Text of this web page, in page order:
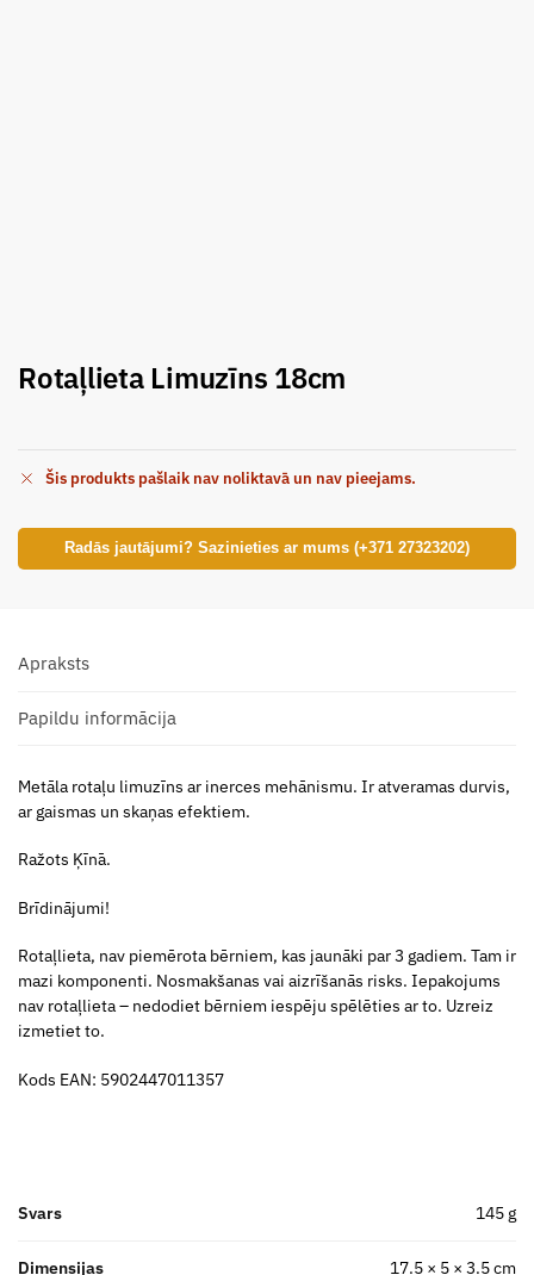
Rotaļlieta Limuzīns 18cm
Šis produkts pašlaik nav noliktavā un nav pieejams.
Radās jautājumi? Sazinieties ar mums (+371 27323202)
Apraksts
Papildu informācija
Metāla rotaļu limuzīns ar inerces mehānismu. Ir atveramas durvis,
ar gaismas un skaņas efektiem.
Ražots Ķīnā.
Brīdinājumi!
Rotaļlieta, nav piemērota bērniem, kas jaunāki par 3 gadiem. Tam ir
mazi komponenti. Nosmakšanas vai aizrīšanās risks. Iepakojums
nav rotaļlieta – nedodiet bērniem iespēju spēlēties ar to. Uzreiz
izmetiet to.
Kods EAN: 5902447011357
Svars 145 g
Dimensijas 17.5 × 5 × 3.5 cm